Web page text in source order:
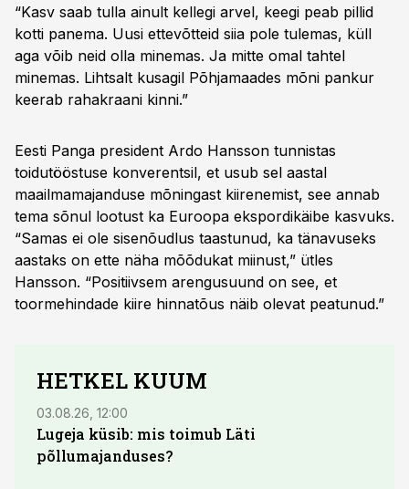
“Kasv saab tulla ainult kellegi arvel, keegi peab pillid
kotti panema. Uusi ettevõtteid siia pole tulemas, küll
aga võib neid olla minemas. Ja mitte omal tahtel
minemas. Lihtsalt kusagil Põhjamaades mõni pankur
keerab rahakraani kinni.”
Eesti Panga president Ardo Hansson tunnistas
toidutööstuse konverentsil, et usub sel aastal
maailmamajanduse mõningast kiirenemist, see annab
tema sõnul lootust ka Euroopa ekspordikäibe kasvuks.
“Samas ei ole sisenõudlus taastunud, ka tänavuseks
aastaks on ette näha mõõdukat miinust,” ütles
Hansson. “Positiivsem arengusuund on see, et
toormehindade kiire hinnatõus näib olevat peatunud.”
HETKEL KUUM
03.08.26, 12:00
Lugeja küsib: mis toimub Läti
põllumajanduses?